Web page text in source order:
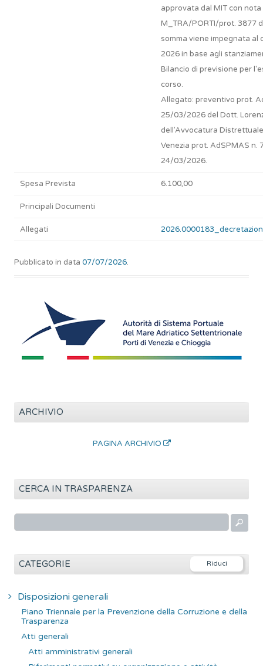
approvata dal MIT con nota
M_TRA/PORTI/prot. 3877
somma viene impegnata al
2026 in base agli
Bilancio di previsione per
corso.
Allegato: preventivo prot.
25/03/2026 del Dott.
dell’Avvocatura
Venezia prot. AdSPMAS n.
24/03/2026.
Spesa Prevista 6.100,00
Principali Documenti
Allegati
Pubblicato in data 07/07/2026.
ARCHIVIO
PAGINA ARCHIVIO
CERCA IN TRASPARENZA
r
CATEGORIE
Disposizioni generali
Piano Triennale per la Prevenzione della Corruzione e della
Trasparenza
Atti generali
Atti amministrativi generali